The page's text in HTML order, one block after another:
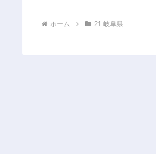
ホーム 21.岐阜県